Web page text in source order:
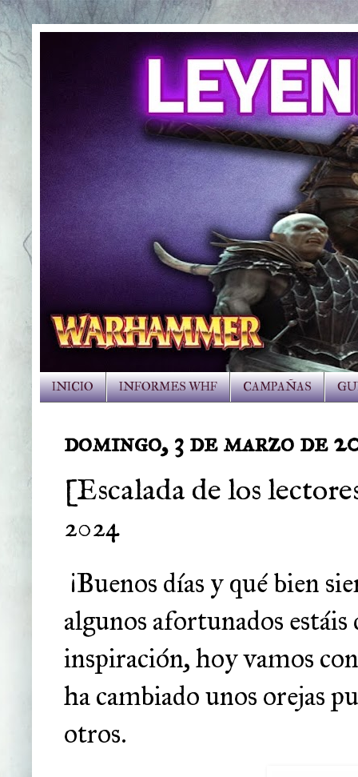
INICIO INFORMES WHF CAMPAÑAS
domingo, 3 de marzo de
[Escalada de los
2024
¡Buenos días y qué bien
algunos afortunados estáis
inspiración, hoy vamos
ha cambiado unos orejas
otros.